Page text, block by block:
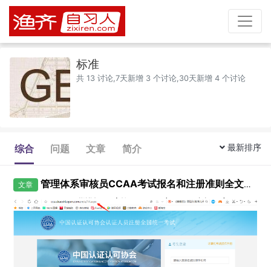
标准
共 13 讨论,7天新增 3 个讨论,30天新增 4 个讨论
综合 问题 文章 简介 最新排序
文章 管理体系审核员CCAA考试报名和注册准则全文下载